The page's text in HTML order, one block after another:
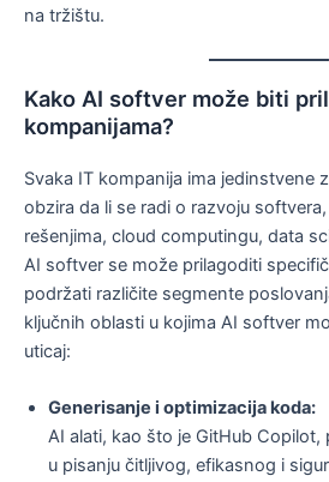
na tržištu.
Kako AI softver može biti
kompanijama?
Svaka IT kompanija ima jedinstvene
obzira da li se radi o razvoju
rešenjima, cloud computingu, data
AI softver se može prilagoditi
podržati različite segmente
ključnih oblasti u kojima AI softver
uticaj:
Generisanje i optimizacija koda:
AI alati, kao što je GitHub Copilot,
u pisanju čitljivog, efikasnog i